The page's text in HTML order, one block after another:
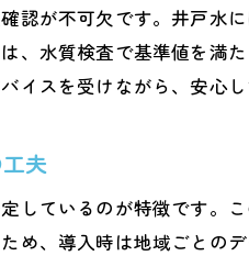
エコキュートと井戸水
光熱費と水道代を抑え
熊本県で始めるエコキ
認が不可欠です。井戸水
、水質検査で基準値を満
イスを受けながら、安心
夫
しているのが特徴です。
め、導入時は地域ごとの